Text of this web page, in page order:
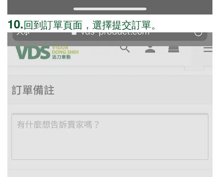
10.回到訂單頁面，選擇提交訂單。